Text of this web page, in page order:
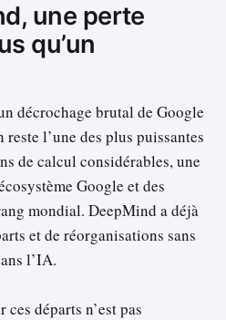
une perte
qu’un
décrochage brutal de Google
l’une des plus puissantes
de calcul considérables, une
Google et des
mondial. DeepMind a déjà
et de réorganisations sans
l’IA.
départs n’est pas